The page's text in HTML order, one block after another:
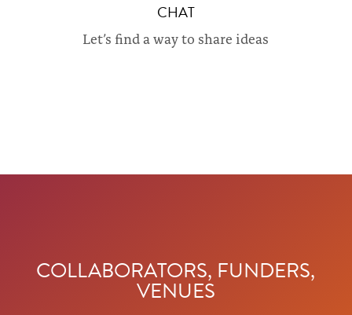
CHAT
Let’s find a way to share ideas
COLLABORATORS, FUNDERS,
VENUES